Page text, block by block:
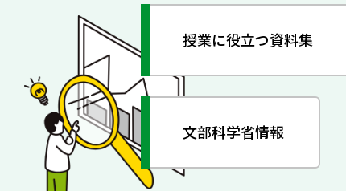
授業に役立つ資料集
文部科学省情報